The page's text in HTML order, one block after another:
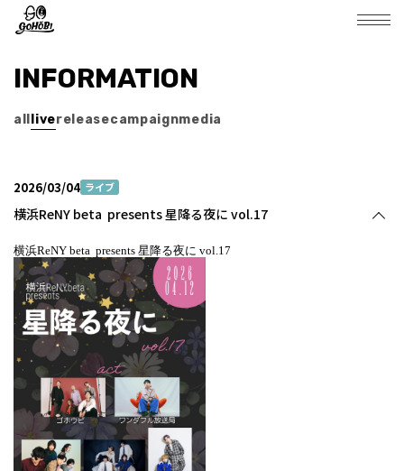
INFORMATION
all livereleasecampaignmedia
2026/03/04 ライブ
横浜ReNY beta presents 星降る夜に vol.17
横浜ReNY beta presents 星降る夜に vol.17